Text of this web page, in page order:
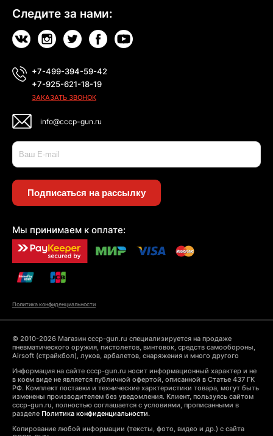
Следите за нами:
+7-499-394-59-42
+7-925-621-18-19
ЗАКАЗАТЬ ЗВОНОК
info@cccp-gun.ru
Подписаться на рассылку
Мы принимаем к оплате:
Политика конфиденциальности
© 2010-2026 Магазин cccp-gun.ru специализируется на продаже
пневматического оружия, пистолетов, винтовок, средств самообороны,
Airsoft (страйкбол), луков, арбалетов, снаряжения и много другого
Информация на сайте cccp-gun.ru носит информационный характер и не
в коем виде не является публичной офертой, описанной в Статье 437 ГК
РФ. Комплект поставки и технические харктеристики товара, могут быть
изменены производителем без уведомления. Клиент, пользуясь сайтом
cccp-gun.ru, полностью соглашается с условиями, прописанными в
разделе Политика конфиденциальности.
Копирование любой информации (тексты, фото, видео и др.) с сайта